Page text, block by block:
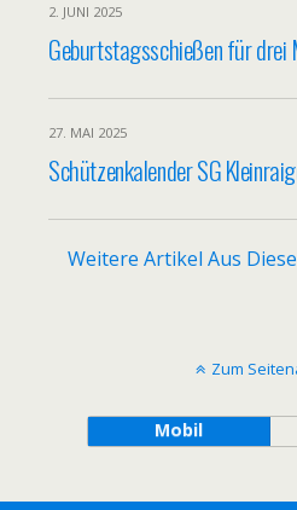
2. JUNI 2025
Geburtstagsschießen für drei
27. MAI 2025
Schützenkalender SG
Weitere Artikel Aus
Zum
Mobil